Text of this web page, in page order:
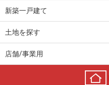
新築一戸建て
土地を探す
店舗/事業用